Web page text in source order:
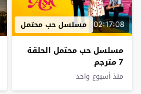
02:17:08 مسلسل حب محتمل
مسلسل حب محتمل الحلقة
7 مترجم
منذ أسبوع واحد